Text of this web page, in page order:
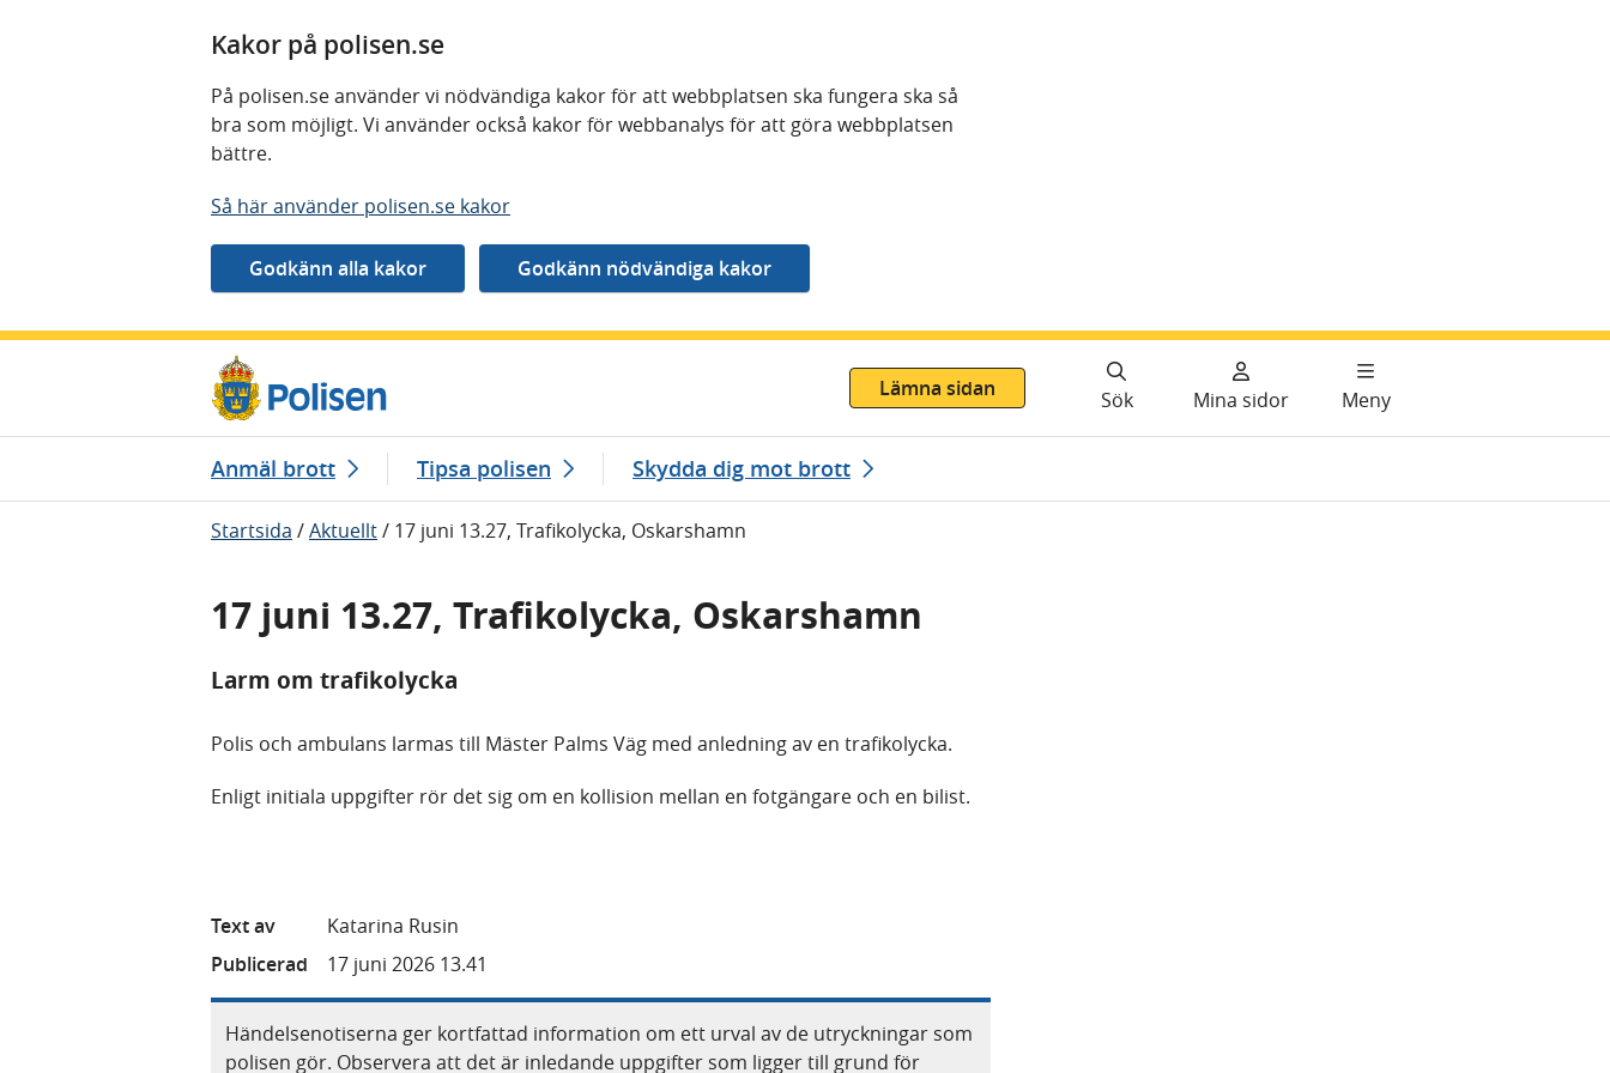
Kakor på polisen.se
På polisen.se använder vi nödvändiga kakor för att webbplatsen ska fungera ska så
bra som möjligt. Vi använder också kakor för webbanalys för att göra webbplatsen
bättre.
Så här använder polisen.se kakor
Lämna sidan
Sök Mina sidor Meny
Anmäl brott Tipsa polisen Skydda dig mot brott
Startsida /Aktuellt/ 17 juni 13.27, Trafikolycka, Oskarshamn
17 juni 13.27, Trafikolycka, Oskarshamn
Larm om trafikolycka
Polis och ambulans larmas till Mäster Palms Väg med anledning av en trafikolycka.
Enligt initiala uppgifter rör det sig om en kollision mellan en fotgängare och en bilist.
Text av
Katarina Rusin
Publicerad
17 juni 2026 13.41
Händelsenotiserna ger kortfattad information om ett urval av de utryckningar som
polisen gör. Observera att det är inledande uppgifter som ligger till grund för